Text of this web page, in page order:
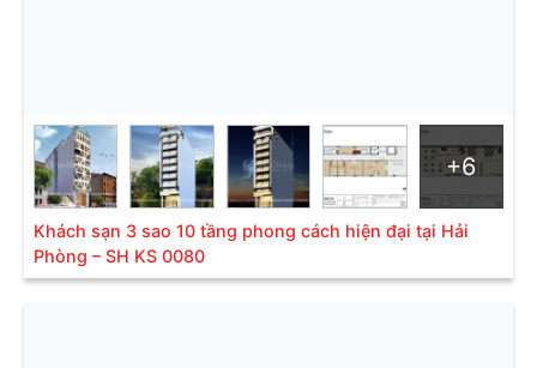
+6
Khách sạn 3 sao 10 tầng phong cách hiện đại tại Hải
Phòng – SH KS 0080